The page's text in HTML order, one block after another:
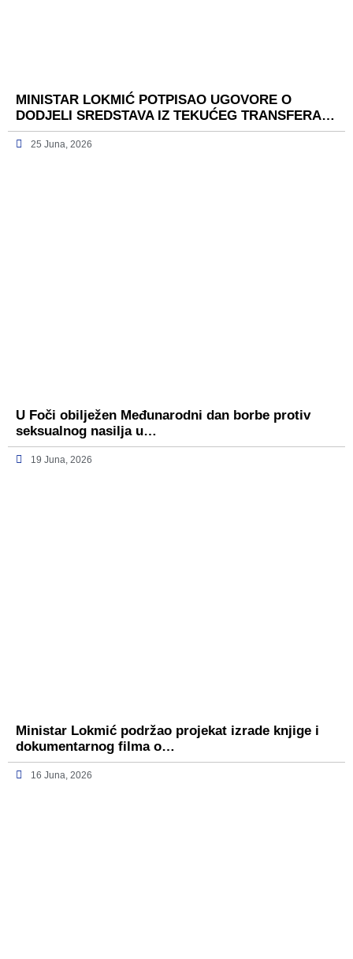
MINISTAR LOKMIĆ POTPISAO UGOVORE O
DODJELI SREDSTAVA IZ TEKUĆEG TRANSFERA…
25 Juna, 2026
U Foči obilježen Međunarodni dan borbe protiv
seksualnog nasilja u…
19 Juna, 2026
Ministar Lokmić podržao projekat izrade knjige i
dokumentarnog filma o…
16 Juna, 2026